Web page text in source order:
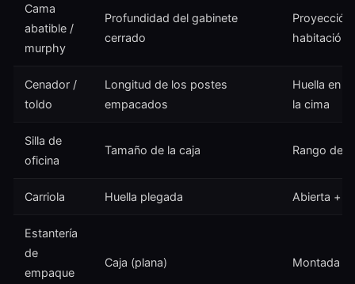
Cama
abatible /
murphy
Profundidad del gabinete
cerrado
Proyección
habitación
Cenador /
toldo
Longitud de los postes
empacados
Huella en
la cima
Silla de
oficina
Tamaño de la caja Rango de
Carriola Huella plegada Abierta +
Estantería
de
empaque
Caja (plana) Montada